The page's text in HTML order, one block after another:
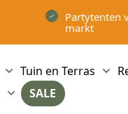
Partytenten
markt
Show submenu for
Tuin en Terras
Show submenu for
SALE